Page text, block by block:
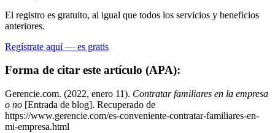
El registro es gratuito, al igual que todos los servicios y beneficios
anteriores.
Regístrate aquí — es gratis
Forma de citar este artículo (APA):
Gerencie.com. (2022, enero 11). Contratar familiares en la empresa
o no [Entrada de blog]. Recuperado de
https://www.gerencie.com/es-conveniente-contratar-familiares-en-
mi-empresa.html